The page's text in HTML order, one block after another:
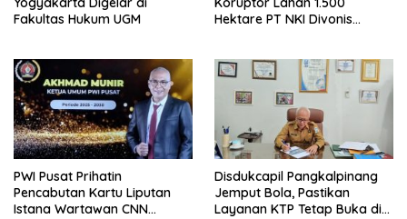
Fakultas Hukum UGM
Hektare PT NKI Divonis
PWI Pusat Prihatin
Pencabutan Kartu Liputan
Istana Wartawan CNN
Disdukcapil Pangkalpinang
Jemput Bola, Pastikan
Layanan KTP Tetap Buka di